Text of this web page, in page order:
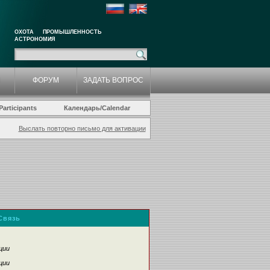
ОХОТА
ПРОМЫШЛЕННОСТЬ
АСТРОНОМИЯ
ФОРУМ ЗАДАТЬ ВОПРОС
Календарь/Calendar
Выслать повторно письмо для активации